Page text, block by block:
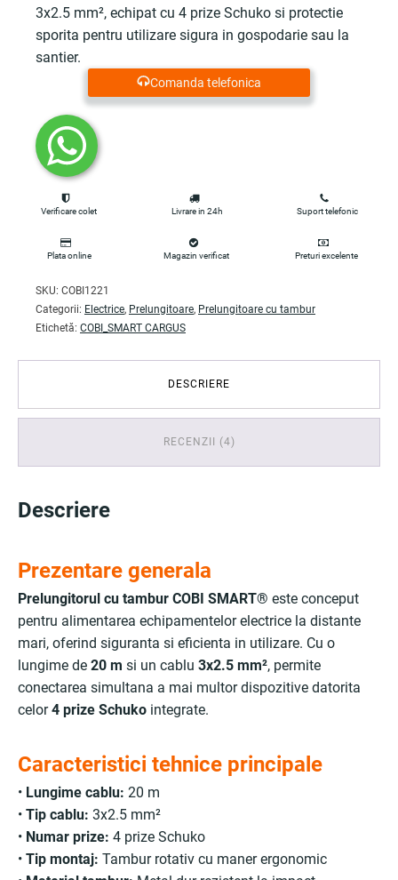
3x2.5 mm², echipat cu 4 prize Schuko si protectie
sporita pentru utilizare sigura in gospodarie sau la
santier.
Comanda telefonica
Verificare colet Livrare in 24h Suport telefonic
Plata online Magazin verificat Preturi excelente
SKU: COBI1221
Categorii: Electrice, Prelungitoare, Prelungitoare cu tambur
Etichetă: COBI_SMART CARGUS
DESCRIERE
RECENZII (4)
Descriere
Prezentare generala
Prelungitorul cu tambur COBI SMART® este conceput
pentru alimentarea echipamentelor electrice la distante
mari, oferind siguranta si eficienta in utilizare. Cu o
lungime de 20 m si un cablu 3x2.5 mm², permite
conectarea simultana a mai multor dispozitive datorita
celor4 prize Schuko integrate.
Caracteristici tehnice principale
• Lungime cablu: 20 m
• Tip cablu: 3x2.5 mm²
• Numar prize: 4 prize Schuko
• Tip montaj: Tambur rotativ cu maner ergonomic